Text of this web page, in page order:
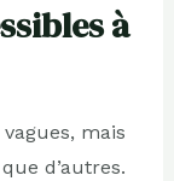
à
mais
d’autres.